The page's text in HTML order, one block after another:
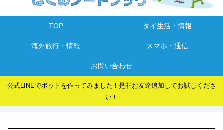
TOP タイ生活・情報
海外旅行・情報 スマホ・通信
お問い合わせ
公式LINEでボットを作ってみました！是非お友達追加してお試しくださ
い！